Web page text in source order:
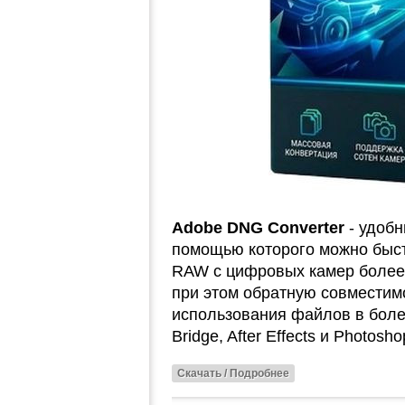
Adobe DNG Converter -
помощью которого можно
RAW с цифровых камер
при этом обратную
использования файлов в
Bridge, After Effects и
Скачать / Подробнее